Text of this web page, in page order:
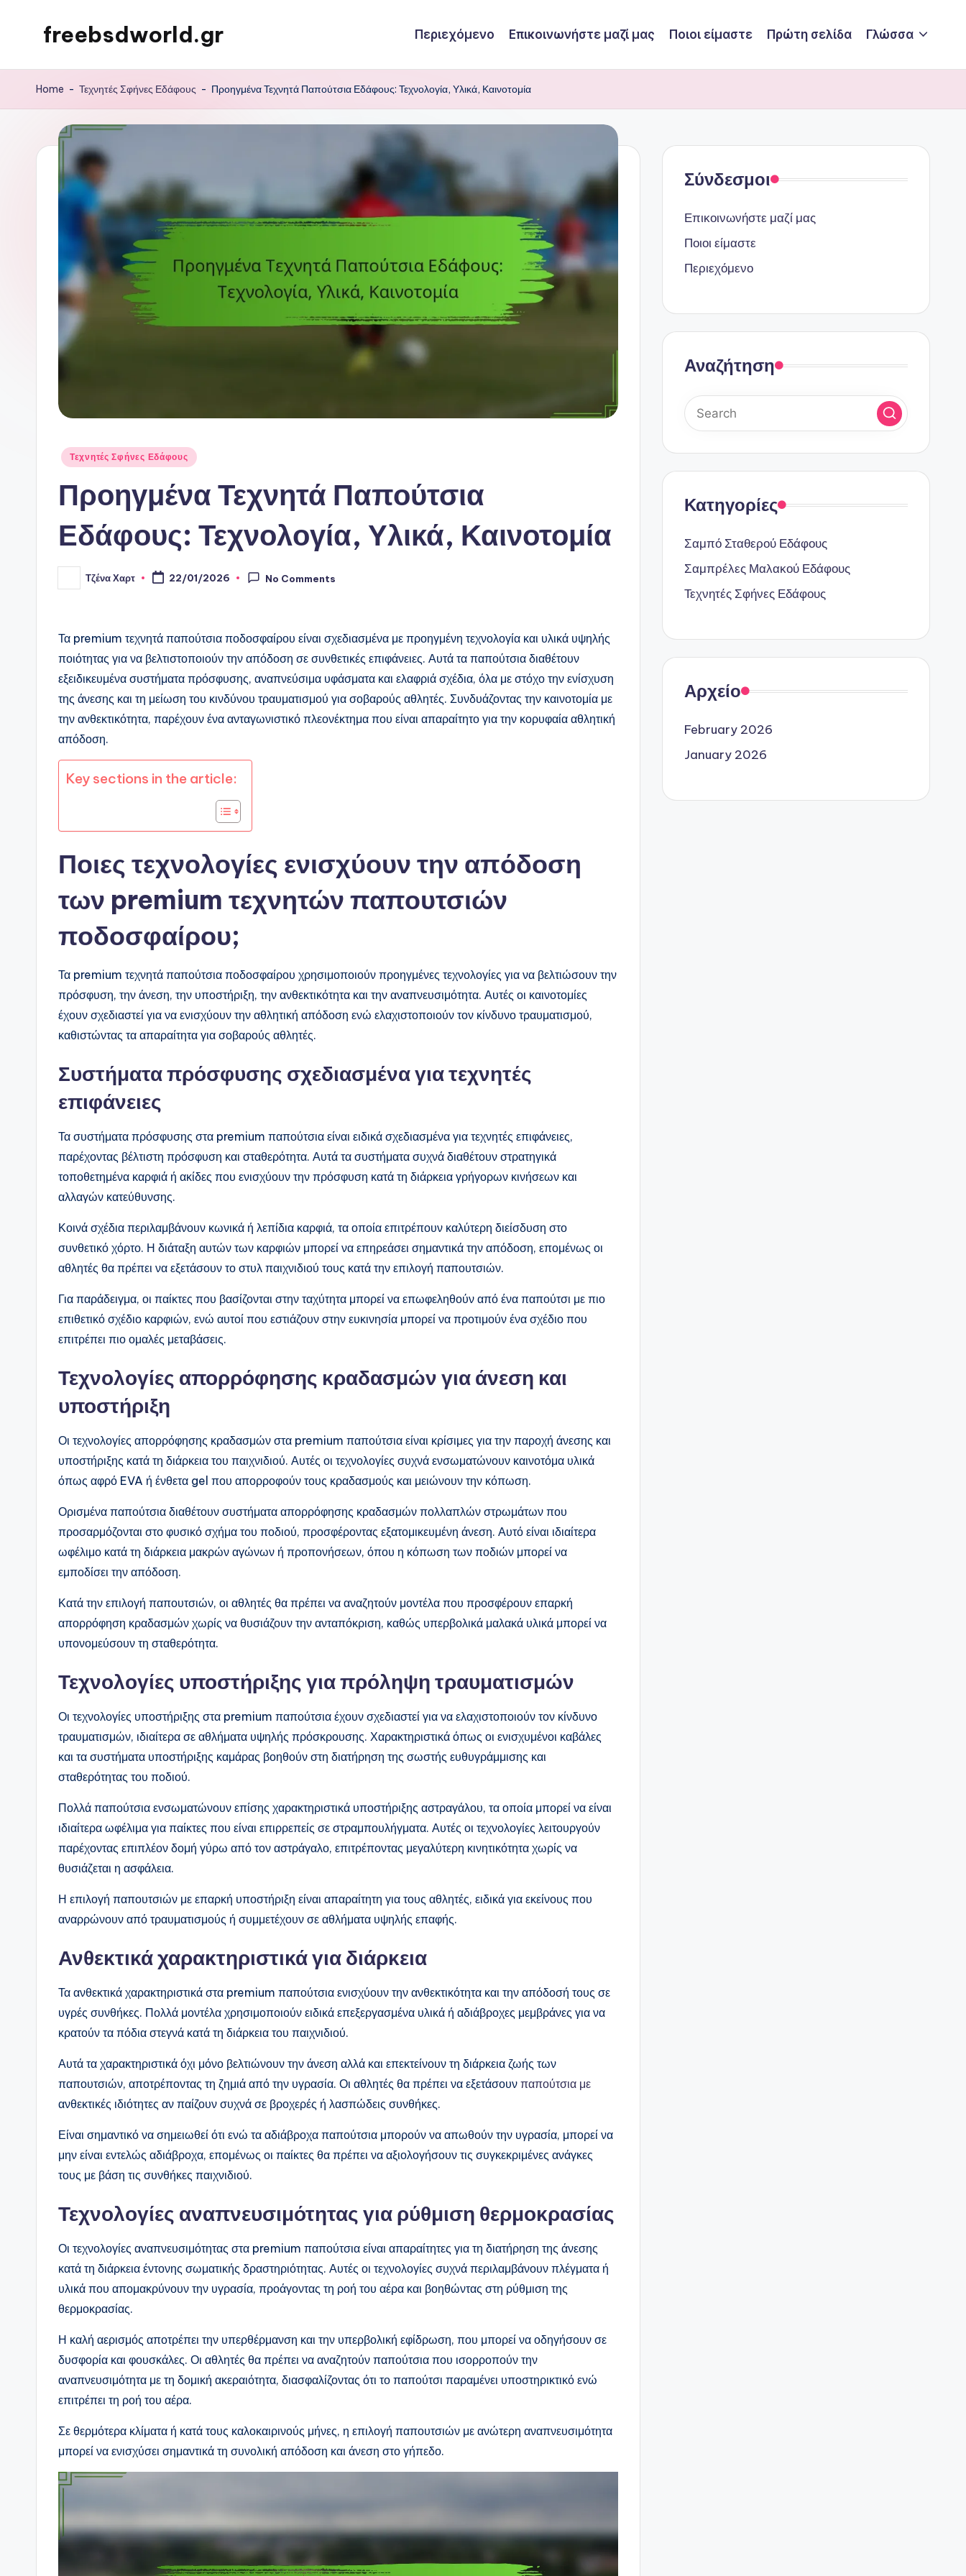
freebsdworld.gr Περιεχόμενο Επικοινωνήστε μαζί μας Ποιοι είμαστε Πρώτη σελίδα Γλώσσα
Home - Τεχνητές Σφήνες Εδάφους - Προηγμένα Τεχνητά Παπούτσια Εδάφους: Τεχνολογία, Υλικά, Καινοτομία
Posted
Τεχνητές Σφήνες Εδάφους
Προηγμένα Τεχνητά Παπούτσια
Εδάφους: Τεχνολογία, Υλικά, Καινοτομία
Posted
by
Τζένα Χαρτ 22/01/2026 No Comments
Τα premium τεχνητά παπούτσια ποδοσφαίρου είναι σχεδιασμένα με προηγμένη τεχνολογία και υλικά υψηλής
ποιότητας για να βελτιστοποιούν την απόδοση σε συνθετικές επιφάνειες. Αυτά τα παπούτσια διαθέτουν
εξειδικευμένα συστήματα πρόσφυσης, αναπνεύσιμα υφάσματα και ελαφριά σχέδια, όλα με στόχο την ενίσχυση
της άνεσης και τη μείωση του κινδύνου τραυματισμού για σοβαρούς αθλητές. Συνδυάζοντας την καινοτομία με
την ανθεκτικότητα, παρέχουν ένα ανταγωνιστικό πλεονέκτημα που είναι απαραίτητο για την κορυφαία αθλητική
απόδοση.
Key sections in the article:
Ποιες τεχνολογίες ενισχύουν την απόδοση
των premium τεχνητών παπουτσιών
ποδοσφαίρου;
Τα premium τεχνητά παπούτσια ποδοσφαίρου χρησιμοποιούν προηγμένες τεχνολογίες για να βελτιώσουν την
πρόσφυση, την άνεση, την υποστήριξη, την ανθεκτικότητα και την αναπνευσιμότητα. Αυτές οι καινοτομίες
έχουν σχεδιαστεί για να ενισχύουν την αθλητική απόδοση ενώ ελαχιστοποιούν τον κίνδυνο τραυματισμού,
καθιστώντας τα απαραίτητα για σοβαρούς αθλητές.
Συστήματα πρόσφυσης σχεδιασμένα για τεχνητές
επιφάνειες
Τα συστήματα πρόσφυσης στα premium παπούτσια είναι ειδικά σχεδιασμένα για τεχνητές επιφάνειες,
παρέχοντας βέλτιστη πρόσφυση και σταθερότητα. Αυτά τα συστήματα συχνά διαθέτουν στρατηγικά
τοποθετημένα καρφιά ή ακίδες που ενισχύουν την πρόσφυση κατά τη διάρκεια γρήγορων κινήσεων και
αλλαγών κατεύθυνσης.
Κοινά σχέδια περιλαμβάνουν κωνικά ή λεπίδια καρφιά, τα οποία επιτρέπουν καλύτερη διείσδυση στο
συνθετικό χόρτο. Η διάταξη αυτών των καρφιών μπορεί να επηρεάσει σημαντικά την απόδοση, επομένως οι
αθλητές θα πρέπει να εξετάσουν το στυλ παιχνιδιού τους κατά την επιλογή παπουτσιών.
Για παράδειγμα, οι παίκτες που βασίζονται στην ταχύτητα μπορεί να επωφεληθούν από ένα παπούτσι με πιο
επιθετικό σχέδιο καρφιών, ενώ αυτοί που εστιάζουν στην ευκινησία μπορεί να προτιμούν ένα σχέδιο που
επιτρέπει πιο ομαλές μεταβάσεις.
Τεχνολογίες απορρόφησης κραδασμών για άνεση και
υποστήριξη
Οι τεχνολογίες απορρόφησης κραδασμών στα premium παπούτσια είναι κρίσιμες για την παροχή άνεσης και
υποστήριξης κατά τη διάρκεια του παιχνιδιού. Αυτές οι τεχνολογίες συχνά ενσωματώνουν καινοτόμα υλικά
όπως αφρό EVA ή ένθετα gel που απορροφούν τους κραδασμούς και μειώνουν την κόπωση.
Ορισμένα παπούτσια διαθέτουν συστήματα απορρόφησης κραδασμών πολλαπλών στρωμάτων που
προσαρμόζονται στο φυσικό σχήμα του ποδιού, προσφέροντας εξατομικευμένη άνεση. Αυτό είναι ιδιαίτερα
ωφέλιμο κατά τη διάρκεια μακρών αγώνων ή προπονήσεων, όπου η κόπωση των ποδιών μπορεί να
εμποδίσει την απόδοση.
Κατά την επιλογή παπουτσιών, οι αθλητές θα πρέπει να αναζητούν μοντέλα που προσφέρουν επαρκή
απορρόφηση κραδασμών χωρίς να θυσιάζουν την ανταπόκριση, καθώς υπερβολικά μαλακά υλικά μπορεί να
υπονομεύσουν τη σταθερότητα.
Τεχνολογίες υποστήριξης για πρόληψη τραυματισμών
Οι τεχνολογίες υποστήριξης στα premium παπούτσια έχουν σχεδιαστεί για να ελαχιστοποιούν τον κίνδυνο
τραυματισμών, ιδιαίτερα σε αθλήματα υψηλής πρόσκρουσης. Χαρακτηριστικά όπως οι ενισχυμένοι καβάλες
και τα συστήματα υποστήριξης καμάρας βοηθούν στη διατήρηση της σωστής ευθυγράμμισης και
σταθερότητας του ποδιού.
Πολλά παπούτσια ενσωματώνουν επίσης χαρακτηριστικά υποστήριξης αστραγάλου, τα οποία μπορεί να είναι
ιδιαίτερα ωφέλιμα για παίκτες που είναι επιρρεπείς σε στραμπουλήγματα. Αυτές οι τεχνολογίες λειτουργούν
παρέχοντας επιπλέον δομή γύρω από τον αστράγαλο, επιτρέποντας μεγαλύτερη κινητικότητα χωρίς να
θυσιάζεται η ασφάλεια.
Η επιλογή παπουτσιών με επαρκή υποστήριξη είναι απαραίτητη για τους αθλητές, ειδικά για εκείνους που
αναρρώνουν από τραυματισμούς ή συμμετέχουν σε αθλήματα υψηλής επαφής.
Ανθεκτικά χαρακτηριστικά για διάρκεια
Τα ανθεκτικά χαρακτηριστικά στα premium παπούτσια ενισχύουν την ανθεκτικότητα και την απόδοσή τους σε
υγρές συνθήκες. Πολλά μοντέλα χρησιμοποιούν ειδικά επεξεργασμένα υλικά ή αδιάβροχες μεμβράνες για να
κρατούν τα πόδια στεγνά κατά τη διάρκεια του παιχνιδιού.
Αυτά τα χαρακτηριστικά όχι μόνο βελτιώνουν την άνεση αλλά και επεκτείνουν τη διάρκεια ζωής των
παπουτσιών, αποτρέποντας τη ζημιά από την υγρασία. Οι αθλητές θα πρέπει να εξετάσουν παπούτσια με
ανθεκτικές ιδιότητες αν παίζουν συχνά σε βροχερές ή λασπώδεις συνθήκες.
Είναι σημαντικό να σημειωθεί ότι ενώ τα αδιάβροχα παπούτσια μπορούν να απωθούν την υγρασία, μπορεί να
μην είναι εντελώς αδιάβροχα, επομένως οι παίκτες θα πρέπει να αξιολογήσουν τις συγκεκριμένες ανάγκες
τους με βάση τις συνθήκες παιχνιδιού.
Τεχνολογίες αναπνευσιμότητας για ρύθμιση θερμοκρασίας
Οι τεχνολογίες αναπνευσιμότητας στα premium παπούτσια είναι απαραίτητες για τη διατήρηση της άνεσης
κατά τη διάρκεια έντονης σωματικής δραστηριότητας. Αυτές οι τεχνολογίες συχνά περιλαμβάνουν πλέγματα ή
υλικά που απομακρύνουν την υγρασία, προάγοντας τη ροή του αέρα και βοηθώντας στη ρύθμιση της
θερμοκρασίας.
Η καλή αερισμός αποτρέπει την υπερθέρμανση και την υπερβολική εφίδρωση, που μπορεί να οδηγήσουν σε
δυσφορία και φουσκάλες. Οι αθλητές θα πρέπει να αναζητούν παπούτσια που ισορροπούν την
αναπνευσιμότητα με τη δομική ακεραιότητα, διασφαλίζοντας ότι το παπούτσι παραμένει υποστηρικτικό ενώ
επιτρέπει τη ροή του αέρα.
Σε θερμότερα κλίματα ή κατά τους καλοκαιρινούς μήνες, η επιλογή παπουτσιών με ανώτερη αναπνευσιμότητα
μπορεί να ενισχύσει σημαντικά τη συνολική απόδοση και άνεση στο γήπεδο.
Σύνδεσμοι
Επικοινωνήστε μαζί μας
Ποιοι είμαστε
Περιεχόμενο
Αναζήτηση
Κατηγορίες
Σαμπό Σταθερού Εδάφους
Σαμπρέλες Μαλακού Εδάφους
Τεχνητές Σφήνες Εδάφους
Αρχείο
February 2026
January 2026